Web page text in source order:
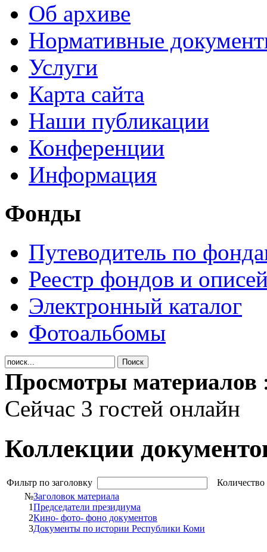
Об архиве
Нормативные
Услуги
Карта сайта
Наши публикации
Конференции
Информация
Фонды
Путеводитель по
Реестр фондов и
Электронный каталог
Фотоальбомы
Просмотры материалов
Сейчас 3 гостей онлайн
Коллекции
Фильтр по заголовку
№Заголовок материала
1Председатели президиума
2Кино- фото- фоно документов
3Документы по истории Республики Коми